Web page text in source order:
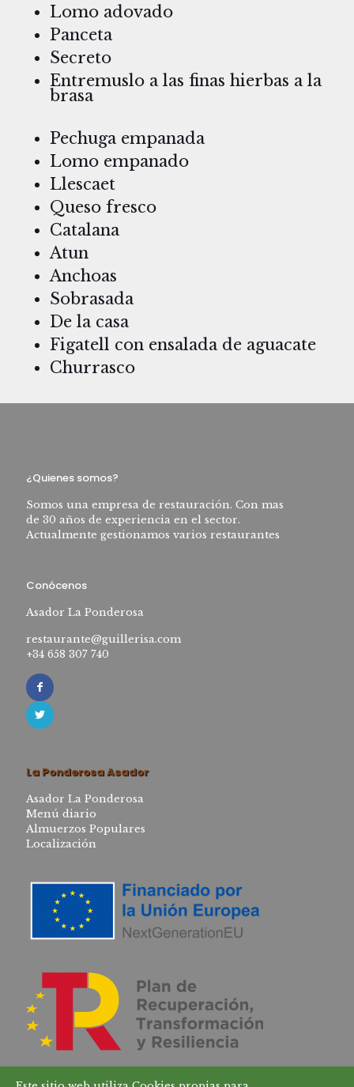
Lomo adovado
Panceta
Secreto
Entremuslo a las finas hierbas a la
brasa
Pechuga empanada
Lomo empanado
Llescaet
Queso fresco
Catalana
Atun
Anchoas
Sobrasada
De la casa
Figatell con ensalada de aguacate
Churrasco
¿Quienes somos?
Somos una empresa de restauración. Con mas
de 30 años de experiencia en el sector.
Actualmente gestionamos varios restaurantes
Conócenos
Asador La Ponderosa
restaurante@guillerisa.com
+34 658 307 740
La Ponderosa Asador
Asador La Ponderosa
Menú diario
Almuerzos Populares
Localización